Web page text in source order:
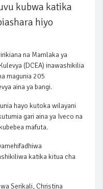
kubwa katika
hiyo
na Mamlaka ya
(DCEA) inawashikilia
magunia 205
aina ya bangi.
hayo kutoka wilayani
gari aina ya Iveco na
mafuta.
katika kitua cha
Serikali, Christina